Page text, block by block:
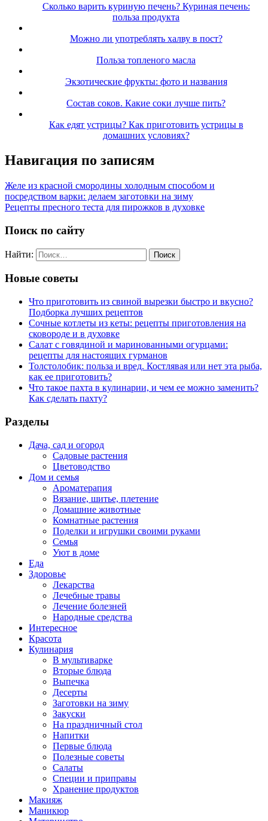
Сколько варить куриную печень? Куриная печень:
польза продукта
Можно ли употреблять халву в пост?
Польза топленого масла
Экзотические фрукты: фото и названия
Состав соков. Какие соки лучше пить?
Как едят устрицы? Как приготовить устрицы в
домашних условиях?
Навигация по записям
Желе из красной смородины холодным способом и
посредством варки: делаем заготовки на зиму
Рецепты пресного теста для пирожков в духовке
Поиск по сайту
Найти:
Новые советы
Что приготовить из свиной вырезки быстро и вкусно?
Подборка лучших рецептов
Сочные котлеты из кеты: рецепты приготовления на
сковороде и в духовке
Салат с говядиной и маринованными огурцами:
рецепты для настоящих гурманов
Толстолобик: польза и вред. Костлявая или нет эта рыба,
как ее приготовить?
Что такое пахта в кулинарии, и чем ее можно заменить?
Как сделать пахту?
Разделы
Дача, сад и огород
Садовые растения
Цветоводство
Дом и семья
Ароматерапия
Вязание, шитье, плетение
Домашние животные
Комнатные растения
Поделки и игрушки своими руками
Семья
Уют в доме
Еда
Здоровье
Лекарства
Лечебные травы
Лечение болезней
Народные средства
Интересное
Красота
Кулинария
В мультиварке
Вторые блюда
Выпечка
Десерты
Заготовки на зиму
Закуски
На праздничный стол
Напитки
Первые блюда
Полезные советы
Салаты
Специи и приправы
Хранение продуктов
Макияж
Маникюр